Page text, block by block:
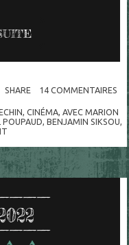
SHARE 14 COMMENTAIRES
, CINÉMA, AVEC MARION
POUPAUD,BENJAMIN SIKSOU,